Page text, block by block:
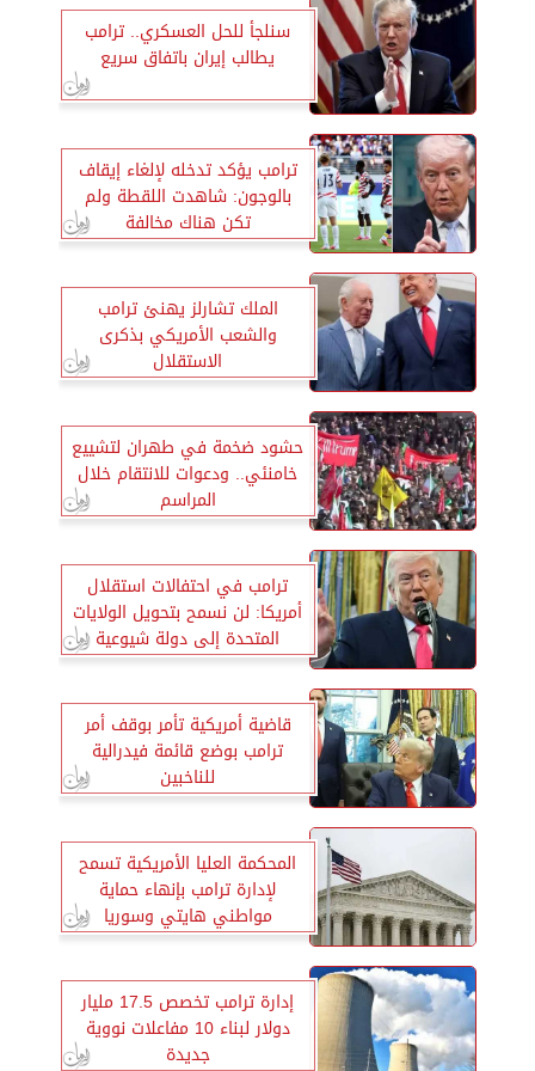
سنلجأ للحل العسكري.. ترامب
يطالب إيران باتفاق سريع
ترامب يؤكد تدخله لإلغاء إيقاف
بالوجون: شاهدت اللقطة ولم
تكن هناك مخالفة
الملك تشارلز يهنئ ترامب
والشعب الأمريكي بذكرى
الاستقلال
حشود ضخمة في طهران لتشييع
خامنئي.. ودعوات للانتقام خلال
المراسم
ترامب في احتفالات استقلال
أمريكا: لن نسمح بتحويل الولايات
المتحدة إلى دولة شيوعية
قاضية أمريكية تأمر بوقف أمر
ترامب بوضع قائمة فيدرالية
للناخبين
المحكمة العليا الأمريكية تسمح
لإدارة ترامب بإنهاء حماية
مواطني هايتي وسوريا
إدارة ترامب تخصص 17.5 مليار
دولار لبناء 10 مفاعلات نووية
جديدة